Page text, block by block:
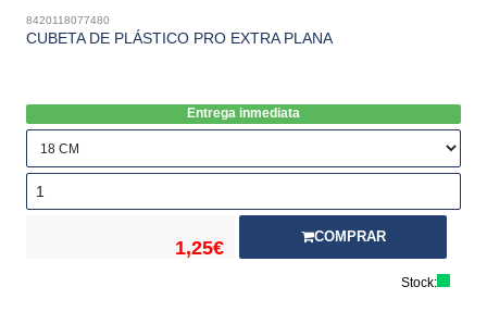
8420118077480
CUBETA DE PLÁSTICO PRO EXTRA PLANA
Entrega inmediata
1,25€
COMPRAR
Stock: